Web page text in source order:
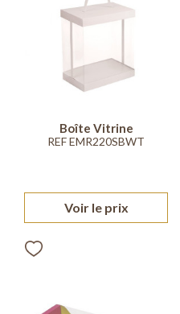
Boîte Vitrine
REF EMR220SBWT
Voir le prix